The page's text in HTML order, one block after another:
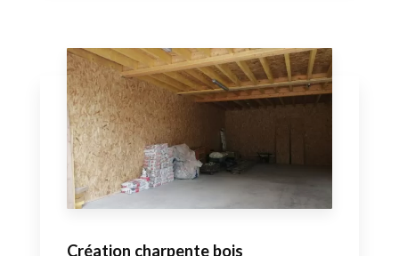
Création charpente bois